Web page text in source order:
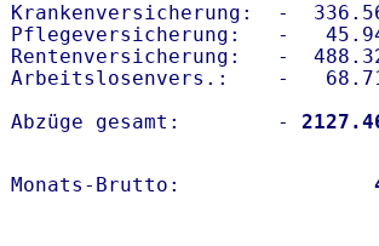
Krankenversicherung:  -
Pflegeversicherung:   -
Rentenversicherung:   -
Arbeitslosenvers.:    -
Abzüge gesamt:        -
Monats-Brutto: